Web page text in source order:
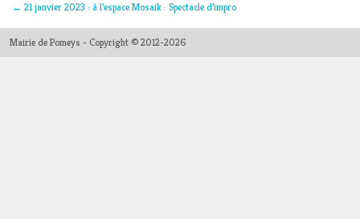
← 21 janvier 2023 : à l’espace Mosaik : Spectacle d’impro
Mairie de Pomeys - Copyright © 2012-2026